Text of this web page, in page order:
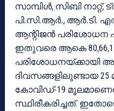
സാമ്പിള്‍, സിബി നാറ്റ്,
പി.സി.ആര്‍., ആര്‍.ടി.
ആന്റിജന്‍ പരിശോധന
ഇതുവരെ ആകെ
പരിശോധനയ്ക്കായി
ദിവസങ്ങളിലുണ്ടായ
കോവിഡ്-19
സ്ഥിരീകരിച്ചത്.